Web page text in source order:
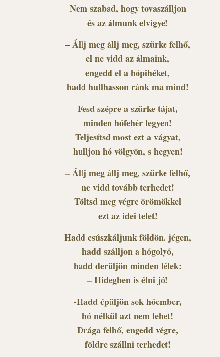
Nem szabad, hogy tovaszálljon
és az álmunk elvigye!
– Állj meg állj meg, szürke felhő,
el ne vidd az álmaink,
engedd el a hópihéket,
hadd hullhasson ránk ma mind!
Fesd szépre a szürke tájat,
minden hófehér legyen!
Teljesítsd most ezt a vágyat,
hulljon hó völgyön, s hegyen!
– Állj meg állj meg, szürke felhő,
ne vidd tovább terhedet!
Töltsd meg végre örömökkel
ezt az idei telet!
Hadd csúszkáljunk földön, jégen,
hadd szálljon a hógolyó,
hadd derüljön minden lélek:
– Hidegben is élni jó!
-Hadd épüljön sok hóember,
hó nélkül azt nem lehet!
Drága felhő, engedd végre,
földre szállni terhedet!